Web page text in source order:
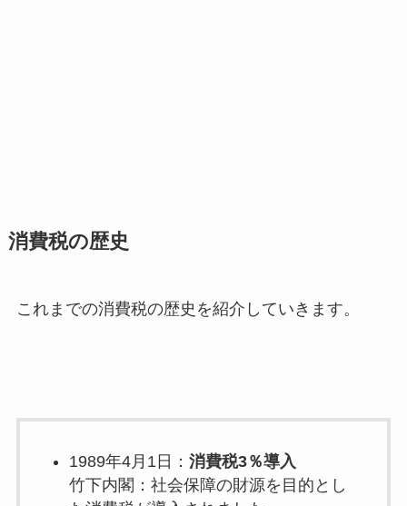
消費税の歴史
これまでの消費税の歴史を紹介していきます。
1989年4月1日： 消費税3％導入
竹下内閣：社会保障の財源を目的とし